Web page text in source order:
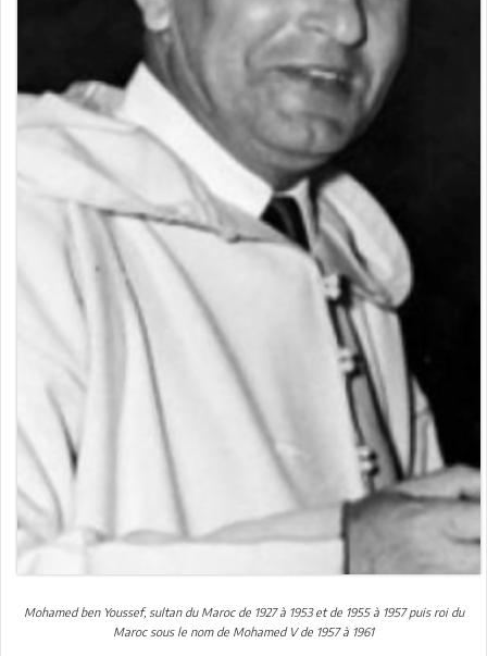
Mohamed ben Youssef, sultan du Maroc de 1927 à 1953 et de 1955 à 1957 puis roi du
Maroc sous le nom de Mohamed V de 1957 à 1961